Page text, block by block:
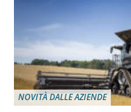
NOVITÀ DALLE AZIENDE